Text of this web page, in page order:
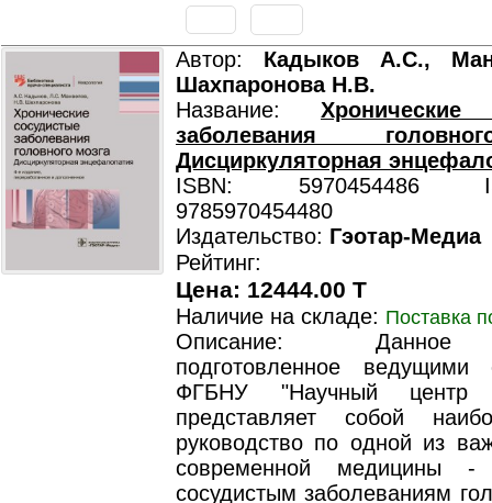
Автор: Кадыков А.С.,
Шахпаронова Н.В.
Название: Хронические
заболевания
Дисциркуляторная
ISBN: 5970454486
9785970454480
Издательство: Гэотар-Медиа
Рейтинг:
Цена: 12444.00 T
Наличие на складе: Поставка
Описание: Данное
подготовленное ведущими
ФГБНУ "Научный центр
представляет собой
руководство по одной из
современной медицины -
сосудистым заболеваниям